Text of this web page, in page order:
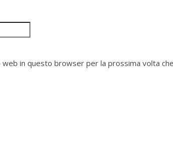
web in questo browser per la prossima volta